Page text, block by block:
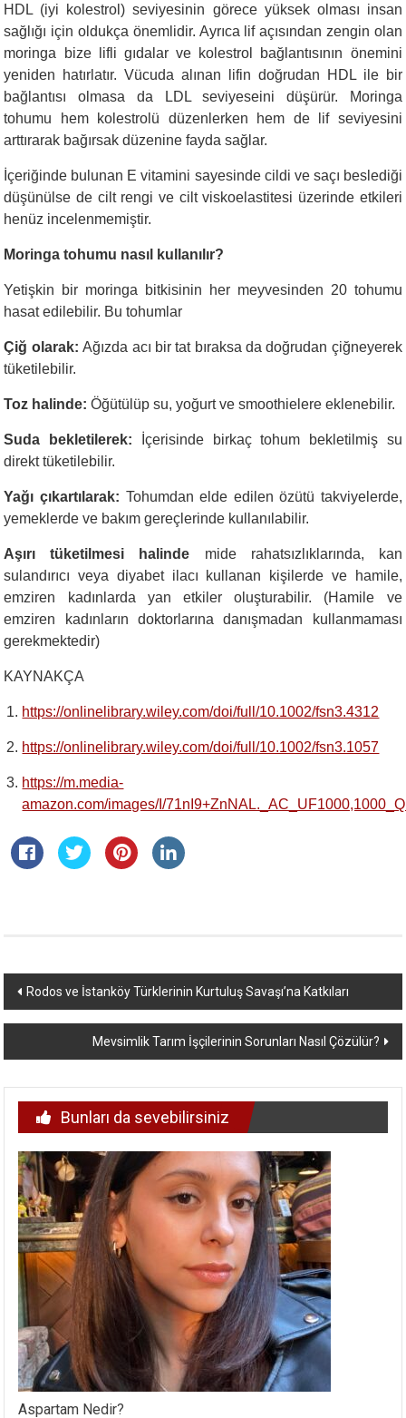
HDL (iyi kolestrol) seviyesinin görece yüksek olması insan
sağlığı için oldukça önemlidir. Ayrıca lif açısından zengin olan
moringa bize lifli gıdalar ve kolestrol bağlantısının önemini
yeniden hatırlatır. Vücuda alınan lifin doğrudan HDL ile bir
bağlantısı olmasa da LDL seviyeseini düşürür. Moringa
tohumu hem kolestrolü düzenlerken hem de lif seviyesini
arttırarak bağırsak düzenine fayda sağlar.
İçeriğinde bulunan E vitamini sayesinde cildi ve saçı beslediği
düşünülse de cilt rengi ve cilt viskoelastitesi üzerinde etkileri
henüz incelenmemiştir.
Moringa tohumu nasıl kullanılır?
Yetişkin bir moringa bitkisinin her meyvesinden 20 tohumu
hasat edilebilir. Bu tohumlar
Çiğ olarak:Ağızda acı bir tat bıraksa da doğrudan çiğneyerek
tüketilebilir.
Toz halinde:Öğütülüp su, yoğurt ve smoothielere eklenebilir.
Suda bekletilerek:
İçerisinde birkaç tohum bekletilmiş su
direkt tüketilebilir.
Yağı çıkartılarak: Tohumdan elde edilen özütü takviyelerde,
yemeklerde ve bakım gereçlerinde kullanılabilir.
Aşırı tüketilmesi halinde mide rahatsızlıklarında, kan
sulandırıcı veya diyabet ilacı kullanan kişilerde ve hamile,
emziren kadınlarda yan etkiler oluşturabilir. (Hamile ve
emziren kadınların doktorlarına danışmadan kullanmaması
gerekmektedir)
KAYNAKÇA
https://onlinelibrary.wiley.com/doi/full/10.1002/fsn3.4312
https://onlinelibrary.wiley.com/doi/full/10.1002/fsn3.1057
https://m.media-
amazon.com/images/I/
Yazı
dolaşımı
Rodos ve İstanköy Türklerinin Kurtuluş Savaşı’na Katkıları
Mevsimlik Tarım İşçilerinin Sorunları Nasıl Çözülür?
Bunları da sevebilirsiniz
Aspartam Nedir?